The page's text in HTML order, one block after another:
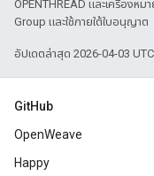
OPENTHREAD และเครื่องห
Group และใช้ภายใต้ใบอนุญาต
อัปเดตล่าสุด 2026-04-03 UTC
GitHub
OpenWeave
Happy